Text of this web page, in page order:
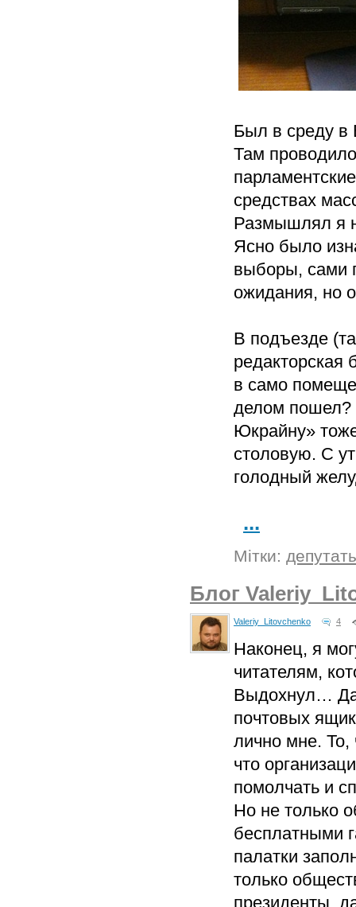
Был в среду в
Там
средствах
Размышлял я
Ясно было
выборы, сами
ожидания, но
В подъезде
редакторская
в само
делом пошел?
Юкрайну»
столовую. С
голодный
...
Мітки:
Блог
Valeriy_Litovchenko 4
Наконец, я
читателям,
Выдохнул… Да
почтовых
лично мне. То,
что
помолчать и
Но не только
бесплатными
палатки
только
президенты,